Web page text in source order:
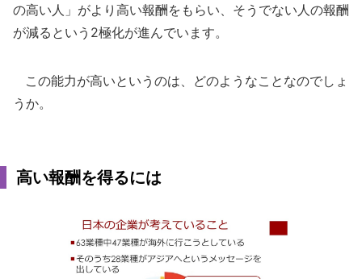
の高い人」がより高い報酬をもらい、そうでない人の報酬
が減るという2極化が進んでいます。
この能力が高いというのは、どのようなことなのでしょ
うか。
高い報酬を得るには